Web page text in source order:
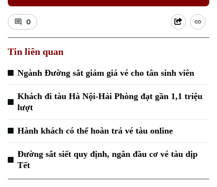
0
Tin liên quan
Ngành Đường sắt giảm giá vé cho tân sinh viên
Khách đi tàu Hà Nội-Hải Phòng đạt gần 1,1 triệu
lượt
Hành khách có thể hoàn trả vé tàu online
Đường sắt siết quy định, ngăn đầu cơ vé tàu dịp
Tết